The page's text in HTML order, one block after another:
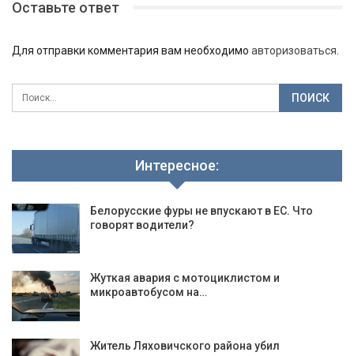
Оставьте ответ
Для отправки комментария вам необходимо авторизоваться
Интересное:
Белорусские фуры не впускают в ЕС. Что
говорят водители?
Жуткая авария с мотоциклистом и
микроавтобусом на…
Житель Ляховичского района убил